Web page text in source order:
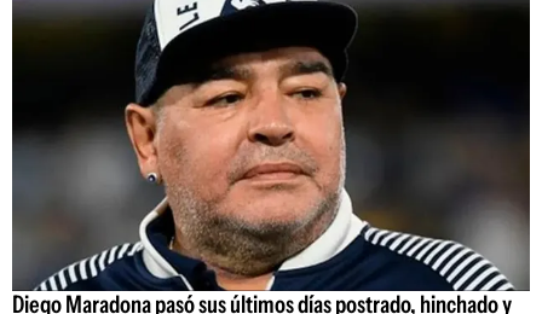
Diego Maradona pasó sus últimos días postrado, hinchado y